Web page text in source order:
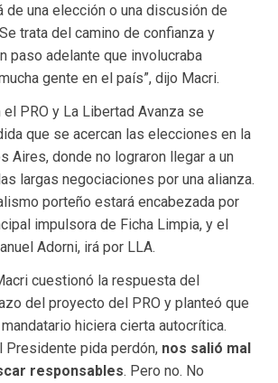
de una elección o una discusión de
trata del camino de confianza y
paso adelante que involucraba
gente en el país”, dijo Macri.
el PRO y La Libertad Avanza se
que se acercan las elecciones en la
Aires, donde no lograron llegar a un
largas negociaciones por una alianza.
porteño estará encabezada por
impulsora de Ficha Limpia, y el
Adorni, irá por LLA.
cuestionó la respuesta del
del proyecto del PRO y planteó que
hiciera cierta autocrítica.
Presidente pida perdón, nos salió mal
responsables. Pero no. No